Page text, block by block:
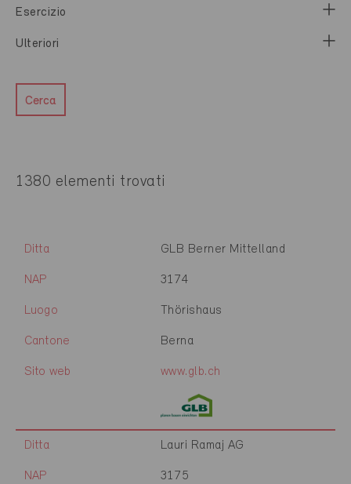
Esercizio
Ulteriori
Cerca
1380 elementi trovati
Ditta GLB Berner Mittelland
NAP 3174
Luogo Thörishaus
Cantone Berna
Sito web www.glb.ch
Ditta Lauri Ramaj AG
NAP 3175